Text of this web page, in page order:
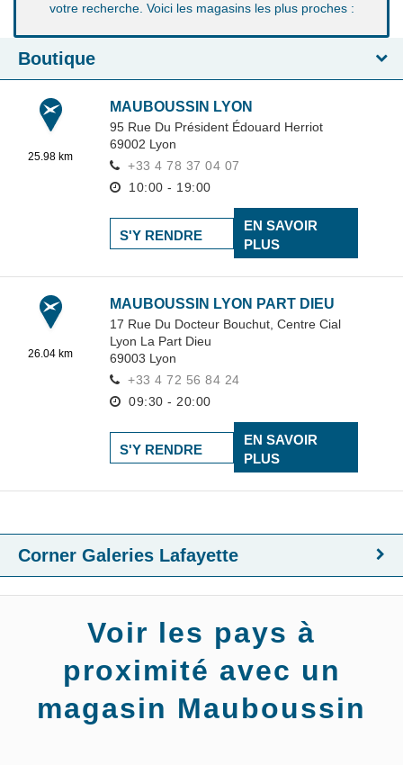
votre recherche. Voici les magasins les plus proches :
Boutique
25.98 km
MAUBOUSSIN LYON
95 Rue Du Président Édouard Herriot
69002 Lyon
+33 4 78 37 04 07
10:00 - 19:00
EN SAVOIR
PLUS
S'Y RENDRE
26.04 km
MAUBOUSSIN LYON PART DIEU
17 Rue Du Docteur Bouchut, Centre Cial
Lyon La Part Dieu
69003 Lyon
+33 4 72 56 84 24
09:30 - 20:00
EN SAVOIR
PLUS
S'Y RENDRE
Corner Galeries Lafayette
Voir les pays à
proximité avec un
magasin Mauboussin